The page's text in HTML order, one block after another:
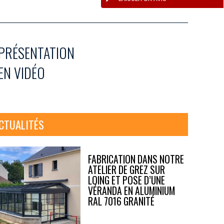
VIDÉO
FABRICATION DANS NOTRE
ATELIER DE GREZ SUR
LOING ET POSE D’UNE
VÉRANDA EN ALUMINIUM
RAL 7016 GRANITÉ